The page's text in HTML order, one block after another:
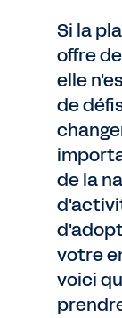
Si la
offre
elle
de
de la
votre
voici